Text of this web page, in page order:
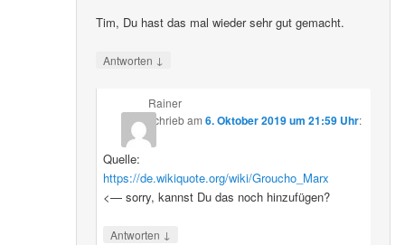
Tim, Du hast das mal wieder sehr gut gemacht.
Antworten ↓
Rainer
schriebam 6. Oktober 2019 um 21:59 Uhr:
Quelle:
https://de.wikiquote.org/wiki/Groucho_Marx
<— sorry, kannst Du das noch hinzufügen?
Antworten ↓